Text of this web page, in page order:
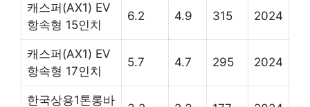
캐스퍼(AX1) EV
항속형 15인치
6.2 4.9 315 2024
캐스퍼(AX1) EV
항속형 17인치
5.7 4.7 295 2024
한국상용1톤롱바